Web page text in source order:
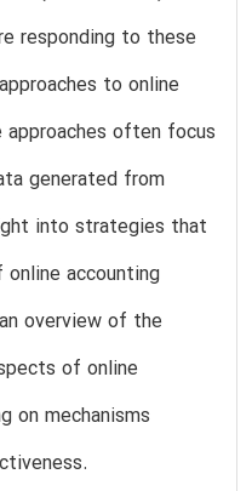
responding to these
to online
often focus
generated from
into strategies that
accounting
overview of the
of online
on mechanisms